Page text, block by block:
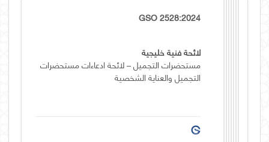
GSO 2528:2024
لائحة فنية خليجية
مستحضرات التجميل – لائحة ادعاءات مستحضرات
التجميل والعناية الشخصية